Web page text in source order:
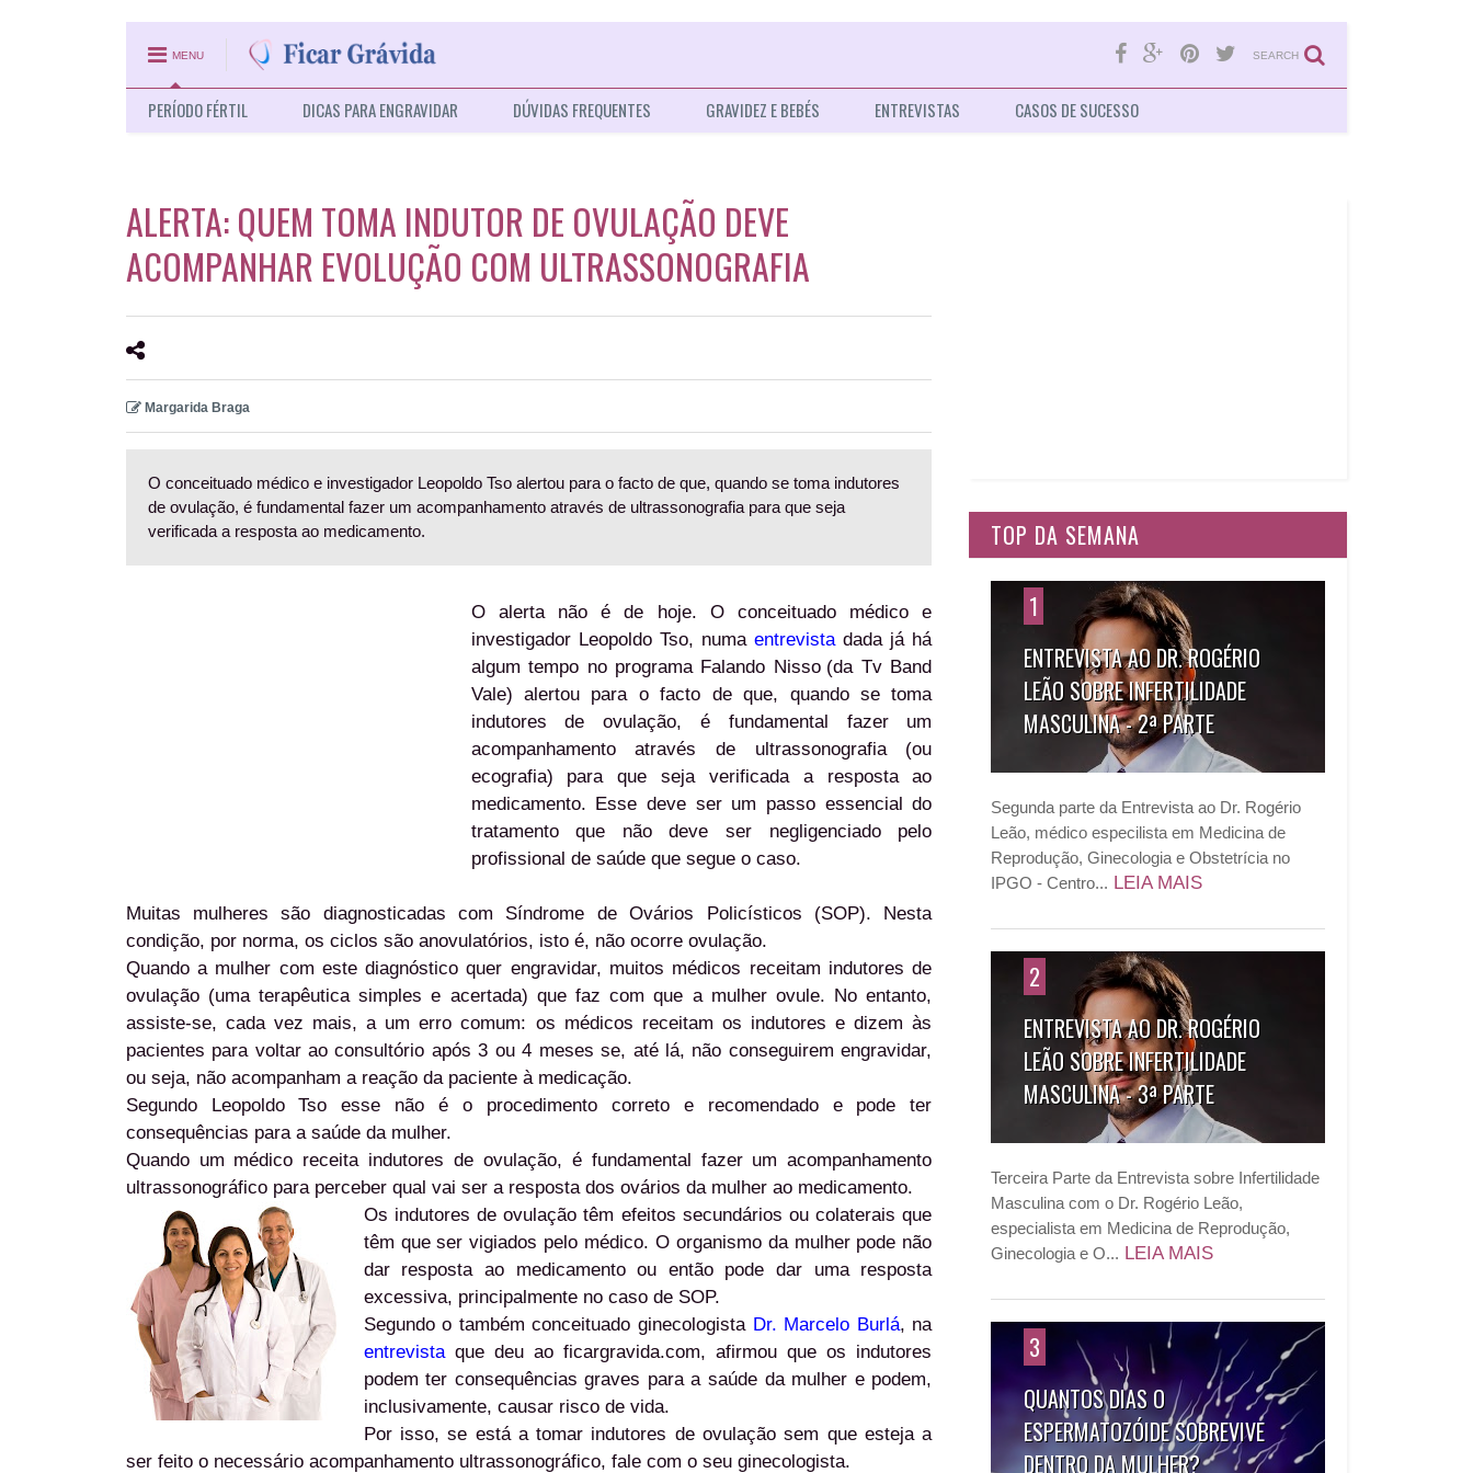
MENU SEARCH
PERÍODO FÉRTIL DICAS PARA ENGRAVIDAR DÚVIDAS FREQUENTES GRAVIDEZ E BEBÉS ENTREVISTAS CASOS DE SUCESSO
ALERTA: QUEM TOMA INDUTOR DE OVULAÇÃO DEVE
ACOMPANHAR EVOLUÇÃO COM ULTRASSONOGRAFIA
Margarida Braga
O conceituado médico e investigador Leopoldo Tso alertou para o facto de que, quando se toma indutores
de ovulação, é fundamental fazer um acompanhamento através de ultrassonografia para que seja
verificada a resposta ao medicamento.
O alerta não é de hoje. O conceituado médico e
investigador Leopoldo Tso, numaentrevistadada já há
algum tempo no programa Falando Nisso (da Tv Band
Vale) alertou para o facto de que, quando se toma
indutores de ovulação, é fundamental fazer um
acompanhamento através de ultrassonografia (ou
ecografia) para que seja verificada a resposta ao
medicamento. Esse deve ser um passo essencial do
tratamento que não deve ser negligenciado pelo
profissional de saúde que segue o caso.
Muitas mulheres são diagnosticadas com Síndrome de Ovários Policísticos (SOP). Nesta
condição, por norma, os ciclos são anovulatórios, isto é, não ocorre ovulação.
Quando a mulher com este diagnóstico quer engravidar, muitos médicos receitam indutores de
ovulação (uma terapêutica simples e acertada) que faz com que a mulher ovule. No entanto,
assiste-se, cada vez mais, a um erro comum: os médicos receitam os indutores e dizem às
pacientes para voltar ao consultório após 3 ou 4 meses se, até lá, não conseguirem engravidar,
ou seja, não acompanham a reação da paciente à medicação.
Segundo Leopoldo Tso esse não é o procedimento correto e recomendado e pode ter
consequências para a saúde da mulher.
Quando um médico receita indutores de ovulação, é fundamental fazer um acompanhamento
ultrassonográfico para perceber qual vai ser a resposta dos ovários da mulher ao medicamento.
Os indutores de ovulação têm efeitos secundários ou colaterais que
têm que ser vigiados pelo médico. O organismo da mulher pode não
dar resposta ao medicamento ou então pode dar uma resposta
excessiva, principalmente no caso de SOP.
Segundo o também conceituado ginecologista Dr. Marcelo Burlá, na
entrevistaque deu ao ficargravida.com, afirmou que os indutores
podem ter consequências graves para a saúde da mulher e podem,
inclusivamente, causar risco de vida.
Por isso, se está a tomar indutores de ovulação sem que esteja a
ser feito o necessário acompanhamento ultrassonográfico, fale com o seu ginecologista.
TOP DA SEMANA
1
ENTREVISTA AO DR. ROGÉRIO
LEÃO SOBRE INFERTILIDADE
MASCULINA - 2ª PARTE
Segunda parte da Entrevista ao Dr. Rogério
Leão, médico especilista em Medicina de
Reprodução, Ginecologia e Obstetrícia no
IPGO - Centro... LEIA MAIS
2
ENTREVISTA AO DR. ROGÉRIO
LEÃO SOBRE INFERTILIDADE
MASCULINA - 3ª PARTE
Terceira Parte da Entrevista sobre Infertilidade
Masculina com o Dr. Rogério Leão,
especialista em Medicina de Reprodução,
Ginecologia e O... LEIA MAIS
3
QUANTOS DIAS O
ESPERMATOZÓIDE SOBREVIVE
DENTRO DA MULHER?